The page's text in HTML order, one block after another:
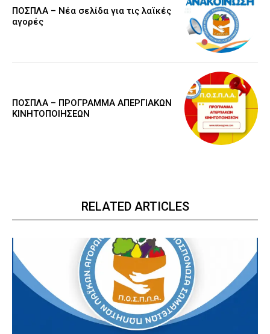
ΠΟΣΠΛΑ – Νέα σελίδα για τις λαϊκές
αγορές
ΠΟΣΠΛΑ – ΠΡΟΓΡΑΜΜΑ ΑΠΕΡΓΙΑΚΩΝ
ΚΙΝΗΤΟΠΟΙΗΣΕΩΝ
RELATED ARTICLES